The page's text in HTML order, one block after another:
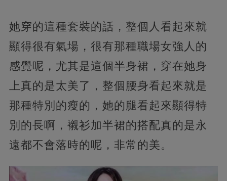
她穿的這種套裝的話，整個人看起來就
顯得很有氣場，很有那種職場女強人的
感覺呢，尤其是這個半身裙，穿在她身
上真的是太美了，整個腰身看起來就是
那種特別的瘦的，她的腿看起來顯得特
別的長啊，襯衫加半裙的搭配真的是永
遠都不會落時的呢，非常的美。